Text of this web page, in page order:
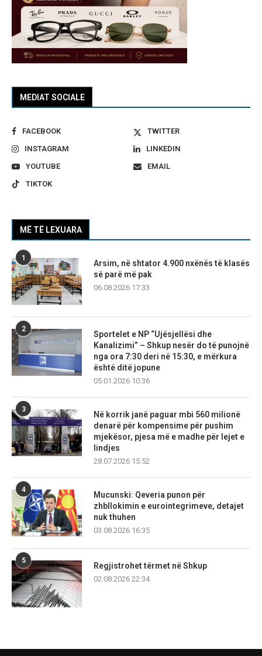
MEDIAT SOCIALE
FACEBOOK
TWITTER
INSTAGRAM
LINKEDIN
YOUTUBE
EMAIL
TIKTOK
MË TË LEXUARA
1
Arsim, në shtator 4.900 nxënës të klasës
së parë më pak
06.08.2026 17:33
2
Sportelet e NP “Ujësjellësi dhe
Kanalizimi” – Shkup nesër do të punojnë
nga ora 7:30 deri në 15:30, e mërkura
është ditë jopune
05.01.2026 10:36
3
Në korrik janë paguar mbi 560 milionë
denarë për kompensime për pushim
mjekësor, pjesa më e madhe për lejet e
lindjes
28.07.2026 15:52
4
Mucunski: Qeveria punon për
zhbllokimin e eurointegrimeve, detajet
nuk thuhen
03.08.2026 16:35
5
Regjistrohet tërmet në Shkup
02.08.2026 22:34